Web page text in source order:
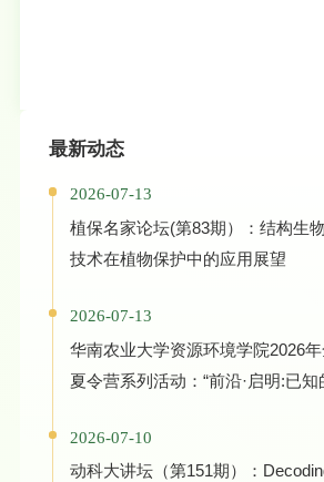
最新动态
2026-07-13
植保名家论坛(第83期）：结构生
技术在植物保护中的应用展望
2026-07-13
华南农业大学资源环境学院2026
夏令营系列活动：“前沿·启明:已知
2026-07-10
动科大讲坛（第151期）：